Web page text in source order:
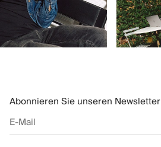
Abonnieren Sie unseren Newsletter